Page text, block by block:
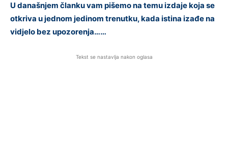
U današnjem članku vam pišemo na temu izdaje koja se
otkriva u jednom jedinom trenutku, kada istina izađe na
vidjelo bez upozorenja……
Tekst se nastavlja nakon oglasa